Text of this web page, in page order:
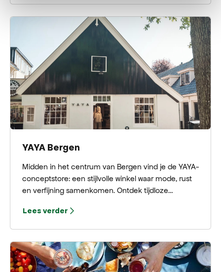
jouw unieke karakter te laten schitteren.
YAYA Bergen
Midden in het centrum van Bergen vind je de YAYA-
conceptstore: een stijlvolle winkel waar mode, rust
en verfijning samenkomen. Ontdek tijdloze
materialen en comfortabele pasvormen, aangevuld
Lees verder